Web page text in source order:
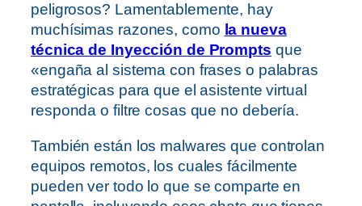
peligrosos? Lamentablemente, hay
muchísimas razones, como la nueva
técnica de Inyección de Prompts que
«engaña al sistema con frases o palabras
estratégicas para que el asistente virtual
responda o filtre cosas que no debería.
También están los malwares que controlan
equipos remotos, los cuales fácilmente
pueden ver todo lo que se comparte en